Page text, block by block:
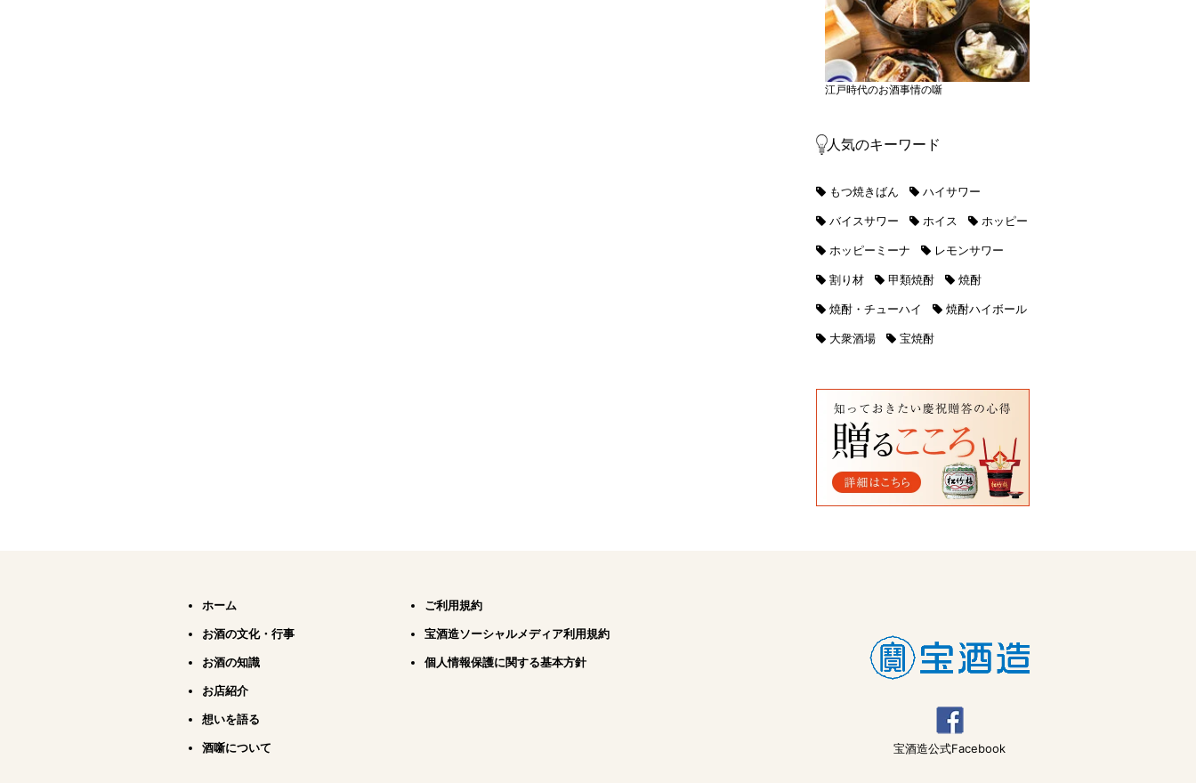
江戸時代のお酒事情の噺
人気のキーワード
もつ焼きばん ハイサワー
バイスサワー ホイス ホッピー
ホッピーミーナ レモンサワー
割り材 甲類焼酎 焼酎
焼酎・チューハイ 焼酎ハイボール
大衆酒場 宝焼酎
ホーム
お酒の文化・行事
お酒の知識
お店紹介
想いを語る
酒噺について
ご利用規約
宝酒造ソーシャルメディア利用規約
個人情報保護に関する基本方針
宝酒造公式Facebook